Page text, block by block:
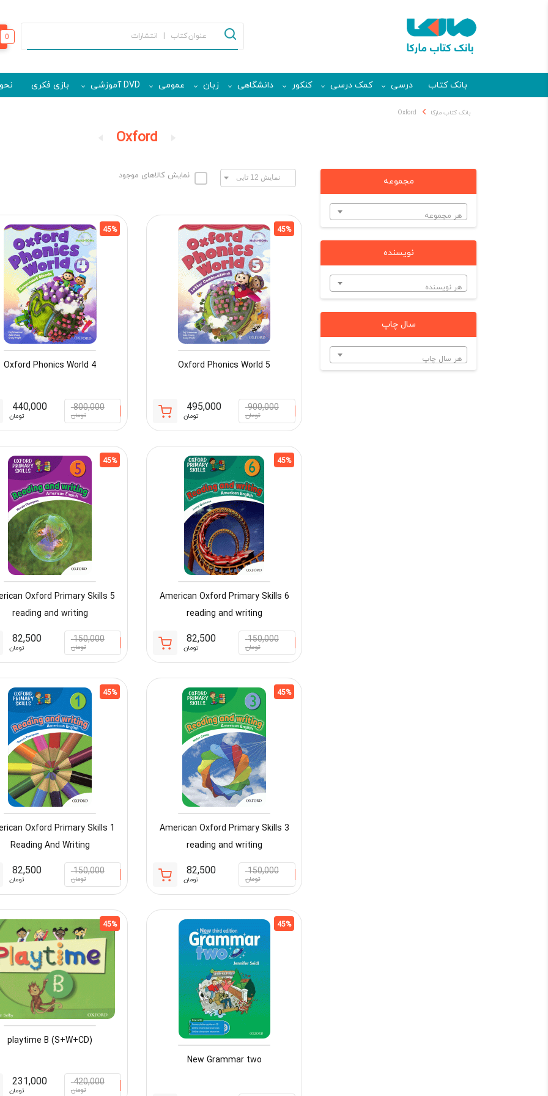
0
بانک کتاب درسی کمک درسی کنکور دانشگاهی زبان عمومی DVD آموزشی بازی فکری
بانک کتاب مارکا Oxford
Oxford
مجموعه
هر مجموعه
نویسنده
هر نویسنده
سال چاپ
هر سال چاپ
نمایش کالاهای موجود
45%
Oxford Phonics World 5
900,000
تومان
اصلی:
900,000 تومان
بود.
495,000
تومان
فعلی:
45%
Oxford Phonics World 4
800,000
تومان
440,000
تومان
45%
American Oxford Primary Skills 6
reading and writing
150,000
تومان
اصلی:
150,000 تومان
بود.
82,500
تومان
فعلی:
45%
Oxford Primary Skills 5
reading and writing
150,000
تومان
82,500
تومان
45%
American Oxford Primary Skills 3
reading and writing
150,000
تومان
اصلی:
150,000 تومان
بود.
82,500
تومان
فعلی:
45%
Oxford Primary Skills 1
Reading And Writing
150,000
تومان
82,500
تومان
45%
New Grammar two
45%
playtime B (S+W+CD)
420,000
تومان
231,000
تومان